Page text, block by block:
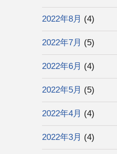
2022年8月 (4)
2022年7月 (5)
2022年6月 (4)
2022年5月 (5)
2022年4月 (4)
2022年3月 (4)